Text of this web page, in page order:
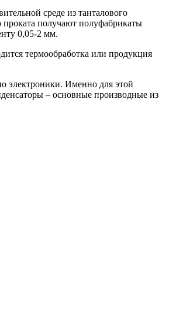
среде из танталового
проката получают полуфабрикаты
0,05-2 мм.
термообработка или продукция
электроники. Именно для этой
– основные производные из